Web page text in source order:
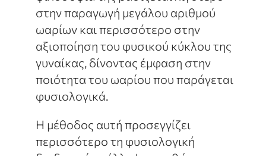
στην παραγωγή μεγάλου αριθμού
ωαρίων και περισσότερο στην
αξιοποίηση του φυσικού κύκλου της
γυναίκας, δίνοντας έμφαση στην
ποιότητα του ωαρίου που παράγεται
φυσιολογικά.
Η μέθοδος αυτή προσεγγίζει
περισσότερο τη φυσιολογική